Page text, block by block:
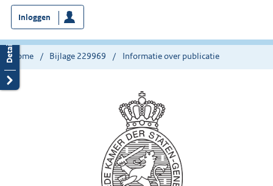
bent
nu
hier:
Inloggen
Home Bijlage 229969 Informatie over publicatie